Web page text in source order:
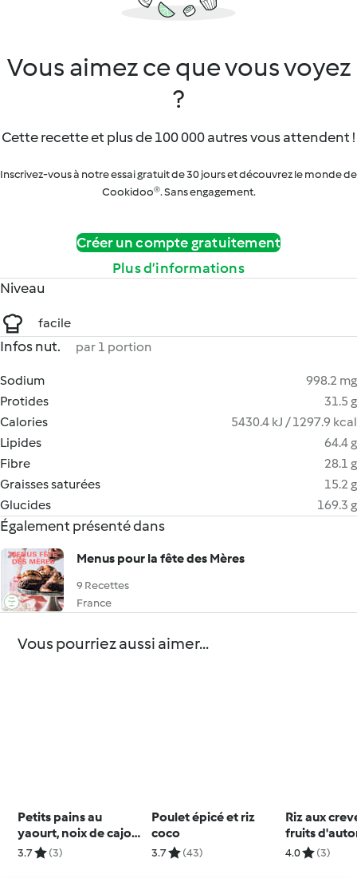
Vous aimez ce que vous voyez
?
Cette recette et plus de 100 000 autres vous attendent !
Inscrivez-vous à notre essai gratuit de 30 jours et découvrez le monde de
Cookidoo®. Sans engagement.
Créer un compte gratuitement
Plus d’informations
Niveau
facile
Infos nut. par 1 portion
Sodium
998.2 mg
Protides
31.5 g
Calories
5430.4 kJ / 1297.9 kcal
Lipides
64.4 g
Fibre
28.1 g
Graisses saturées
15.2 g
Glucides
169.3 g
Également présenté dans
Menus pour la fête des Mères
9 Recettes
France
Vous pourriez aussi aimer...
Petits pains au
yaourt, noix de cajou
et muesli
3.7 (3)
Poulet épicé et riz
coco
3.7 (43)
Riz aux
fruits
4.0 (3)